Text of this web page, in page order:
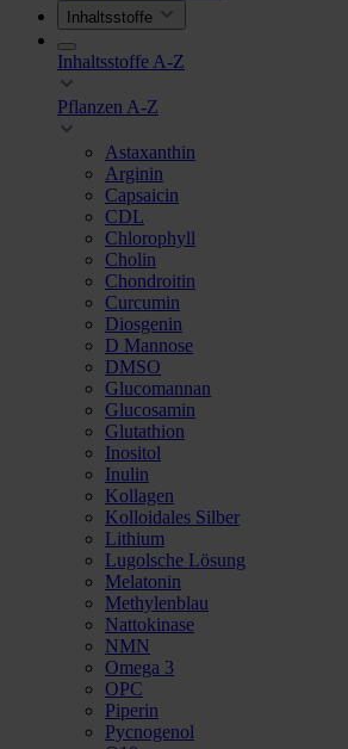
Inhaltsstoffe
Inhaltsstoffe A-Z
Pflanzen A-Z
Astaxanthin
Arginin
Capsaicin
CDL
Chlorophyll
Cholin
Chondroitin
Curcumin
Diosgenin
D Mannose
DMSO
Glucomannan
Glucosamin
Glutathion
Inositol
Inulin
Kollagen
Kolloidales Silber
Lithium
Lugolsche Lösung
Melatonin
Methylenblau
Nattokinase
NMN
Omega 3
OPC
Piperin
Pycnogenol